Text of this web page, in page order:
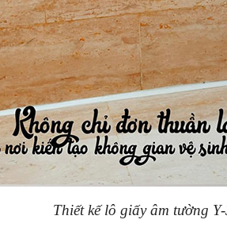
Thiết kế lô giấy âm tường